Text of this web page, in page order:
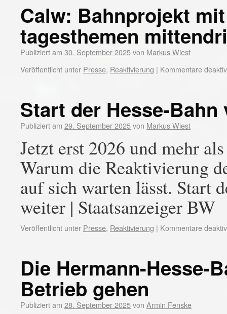
Calw: Bahnprojekt
tagesthemen
Publiziert am 30. September 2025von Markus Wiest
Veröffentlicht unter Presse, Reaktivierung | Kommentare
Start der Hesse-
Publiziert am 29. September 2025von Markus Wiest
Jetzt erst 2026 und mehr
Warum die Reaktivierung
auf sich warten lässt. Start
weiter | Staatsanzeiger BW
Veröffentlicht unter Presse, Reaktivierung | Kommentare
Die Hermann-Hesse-
Betrieb gehen
Publiziert am 28. September 2025von Armin Fenske